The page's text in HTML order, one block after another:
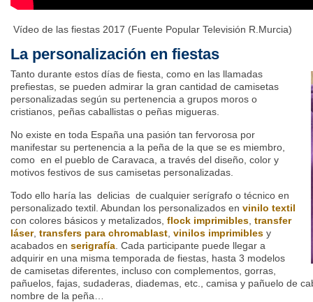
Vídeo de las fiestas 2017 (Fuente Popular Televisión R.Murcia)
La personalización en fiestas
Tanto durante estos días de fiesta, como en las llamadas
prefiestas, se pueden admirar la gran cantidad de camisetas
personalizadas según su pertenencia a grupos moros o
cristianos, peñas caballistas o peñas migueras.
No existe en toda España una pasión tan fervorosa por
manifestar su pertenencia a la peña de la que se es miembro,
como en el pueblo de Caravaca, a través del diseño, color y
motivos festivos de sus camisetas personalizadas.
Todo ello haría las delicias de cualquier serígrafo o técnico en
personalizado textil. Abundan los personalizados en vinilo textil
con colores básicos y metalizados, flock imprimibles transfer
láser, transfers para chromablast vinilos imprimibles y
acabados en serigrafía . Cada participante puede llegar a
adquirir en una misma temporada de fiestas, hasta 3 modelos
de camisetas diferentes, incluso con complementos, gorras,
pañuelos, fajas, sudaderas, diademas, etc., camisa y pañuelo de
nombre de la peña…